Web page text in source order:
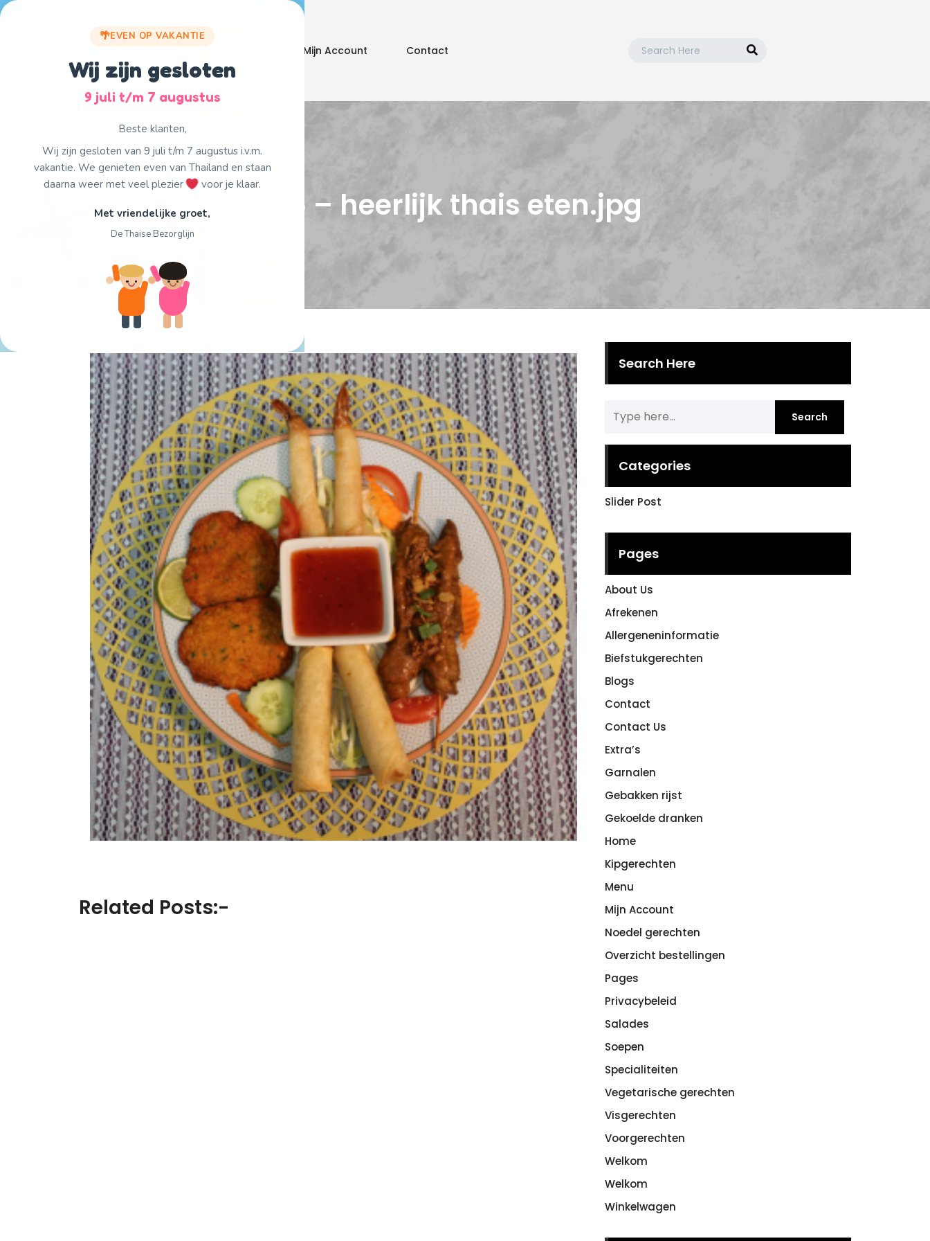
EVEN OP VAKANTIE
Wij zijn gesloten
9 juli t/m 7 augustus
Beste klanten,
Wij zijn gesloten van 9 juli t/m 7 augustus i.v.m.
vakantie. We genieten even van Thailand en staan
daarna weer met veel plezier
voor je klaar.
Met vriendelijke groet,
De Thaise Bezorglijn
Skip
Home Mijn Account Contact
Search
6 – heerlijk thais eten.jpg
Related Posts:-
Search Here
Categories
Slider Post
Pages
About Us
Afrekenen
Allergeneninformatie
Biefstukgerechten
Blogs
Contact
Contact Us
Extra’s
Garnalen
Gebakken rijst
Gekoelde dranken
Home
Kipgerechten
Menu
Mijn Account
Noedel gerechten
Overzicht bestellingen
Pages
Privacybeleid
Salades
Soepen
Specialiteiten
Vegetarische gerechten
Visgerechten
Voorgerechten
Welkom
Welkom
Winkelwagen